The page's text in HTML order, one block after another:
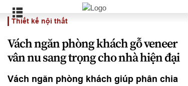
Thiết kế nội thất
Vách ngăn phòng khách gỗ veneer
vân nu sang trọng cho nhà hiện đại
Vách ngăn phòng khách giúp phân chia